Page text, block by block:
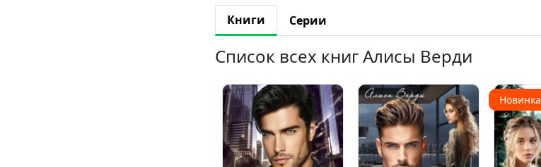
Книги Серии
Список всех книг Алисы Верди
Новинка